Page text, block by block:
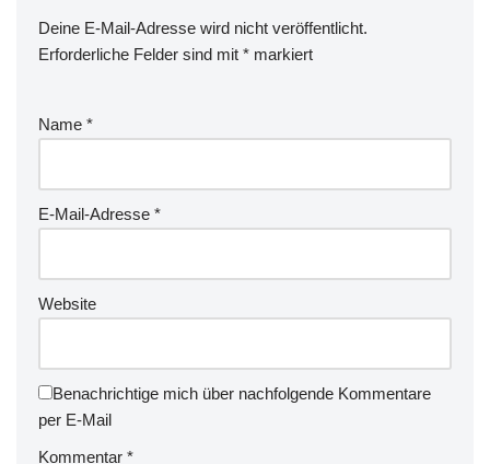
Deine E-Mail-Adresse wird nicht veröffentlicht.
Erforderliche Felder sind mit * markiert
Name *
E-Mail-Adresse *
Website
Benachrichtige mich über nachfolgende Kommentare
per E-Mail
Kommentar *